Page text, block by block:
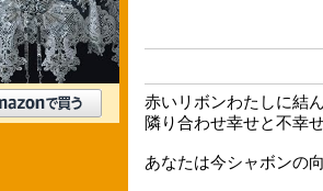
赤いリボンわたしに結
隣り合わせ幸せと不幸
あなたは今シャボンの